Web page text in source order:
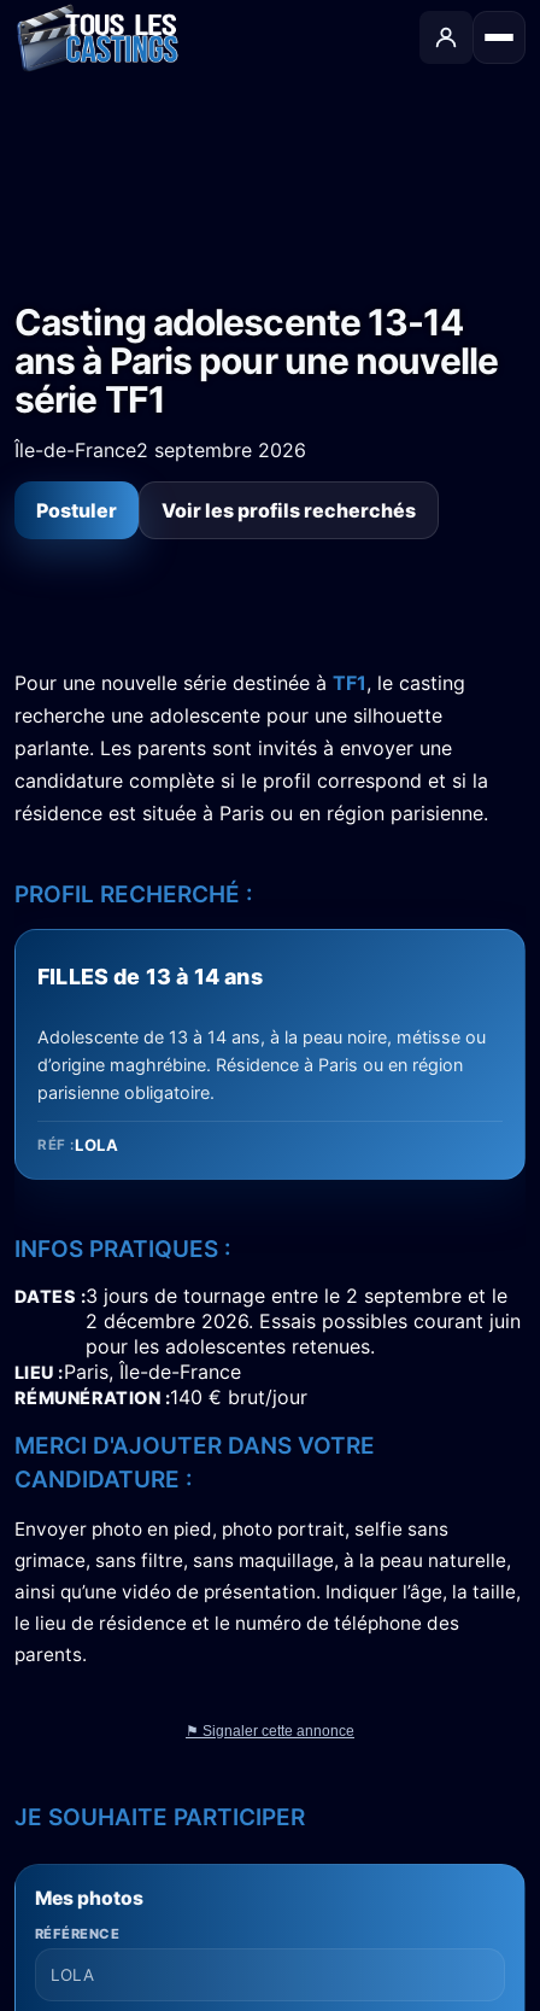
Casting adolescente 13-14
ans à Paris pour une nouvelle
série TF1
Île-de-France2 septembre 2026
Postuler Voir les profils recherchés
Pour une nouvelle série destinée à TF1, le casting
recherche une adolescente pour une silhouette
parlante. Les parents sont invités à envoyer une
candidature complète si le profil correspond et si la
résidence est située à Paris ou en région parisienne.
PROFIL RECHERCHÉ :
FILLES de 13 à 14 ans
Adolescente de 13 à 14 ans, à la peau noire, métisse ou
d’origine maghrébine. Résidence à Paris ou en région
parisienne obligatoire.
RÉF :LOLA
INFOS PRATIQUES :
DATES 3 jours de tournage entre le 2 septembre et le
2 décembre 2026. Essais possibles courant juin
pour les adolescentes retenues.
LIEU Paris, Île-de-France
RÉMUNÉRATION 140 € brut/jour
MERCI D'AJOUTER DANS VOTRE
CANDIDATURE :
Envoyer photo en pied, photo portrait, selfie sans
grimace, sans filtre, sans maquillage, à la peau naturelle,
ainsi qu’une vidéo de présentation. Indiquer l’âge, la taille,
le lieu de résidence et le numéro de téléphone des
parents.
⚑ Signaler cette annonce
JE SOUHAITE PARTICIPER
Mes photos
RÉFÉRENCE